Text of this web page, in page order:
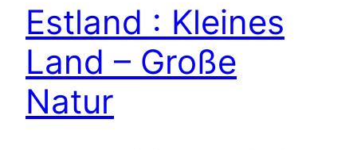
Estland : Kleines
Land – Große
Natur